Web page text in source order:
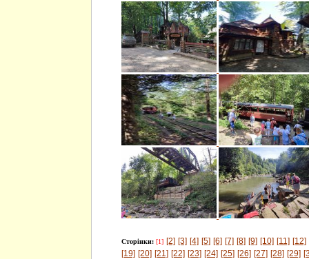
Сторінки: [1] [2] [3] [4] [5] [6] [7] [8] [9] [10] [11] [12]
[19] [20] [21] [22] [23] [24] [25] [26] [27] [28] [29]